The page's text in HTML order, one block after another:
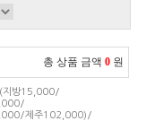
총 상품 금액 0 원
지방15,000/
제주102,000)/